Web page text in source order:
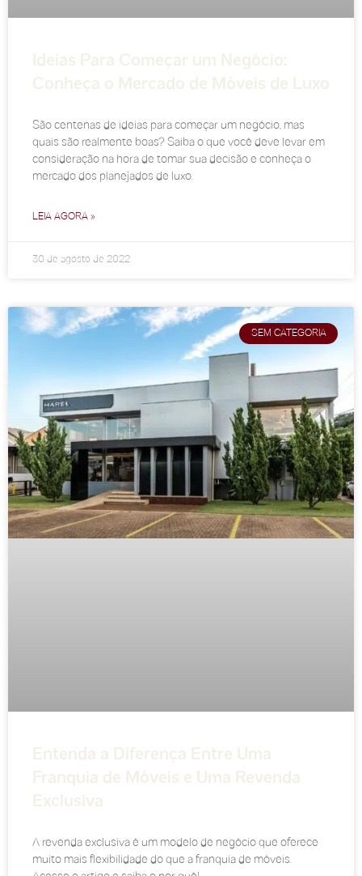
Ideias Para Começar um Negócio:
Conheça o Mercado de Móveis de Luxo
São centenas de ideias para começar um negócio, mas
quais são realmente boas? Saiba o que você deve levar em
consideração na hora de tomar sua decisão e conheça o
mercado dos planejados de luxo.
LEIA AGORA »
30 de agosto de 2022
SEM CATEGORIA
Entenda a Diferença Entre Uma
Franquia de Móveis e Uma Revenda
Exclusiva
A revenda exclusiva é um modelo de negócio que oferece
muito mais flexibilidade do que a franquia de móveis.